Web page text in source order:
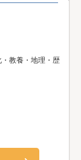
教養・地理・歴